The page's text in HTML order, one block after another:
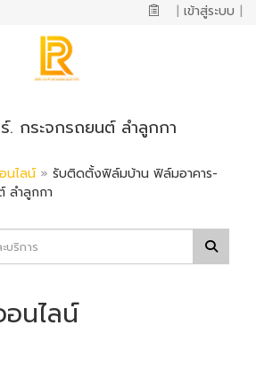
| เข้าสู่ระบบ |
. กระจกรถยนต์ ลำลูกกา
นไลน์ » รับติดตั้งฟิล์มบ้าน ฟิล์มอาคาร-
ลำลูกกา
นไลน์